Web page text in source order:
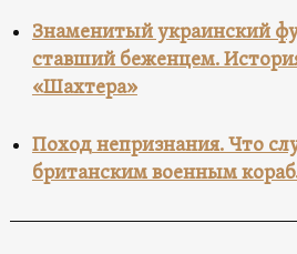
Знаменитый украинский
ставший беженцем.
«Шахтера»
Поход непризнания. Что
британским военным